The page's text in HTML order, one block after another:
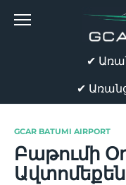
✔
✔
GCAR BATUMI AIRPORT
Բաթումի